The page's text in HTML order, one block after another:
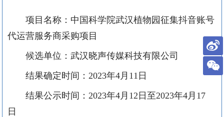
项目名称：中国科学院武汉植物园征集抖音账号
代运营服务商采购项目
候选单位：武汉晓声传媒科技有限公司
结果确定时间： 2023年4 月 11 日
结果公示时间：2023年4月12日至2023年4月17
日